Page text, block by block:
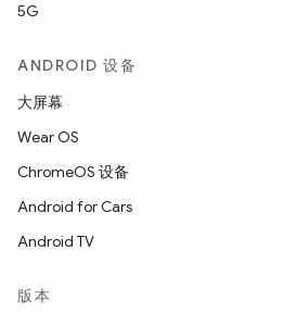
5G
ANDROID 设备
大屏幕
Wear OS
ChromeOS 设备
Android for Cars
Android TV
版本